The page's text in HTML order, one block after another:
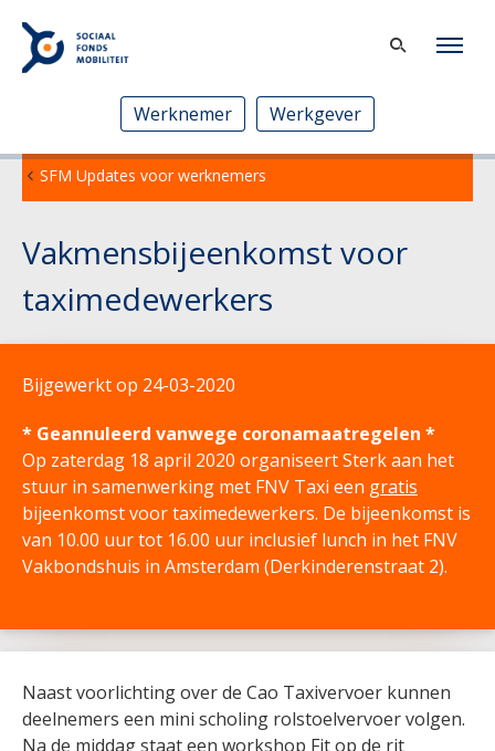
Werknemer Werkgever
SFM Updates voor werknemers
Vakmensbijeenkomst voor
taximedewerkers
Bijgewerkt op 24-03-2020
* Geannuleerd vanwege coronamaatregelen *
Op zaterdag 18 april 2020 organiseertSterk aan het
stuur in samenwerking met FNV Taxi een gratis
bijeenkomst voor taximedewerkers. De bijeenkomst is
van 10.00 uur tot 16.00 uur inclusief lunch in het FNV
Vakbondshuis in Amsterdam (Derkinderenstraat 2).
Naast voorlichting over de Cao Taxivervoer kunnen
deelnemers een mini scholing rolstoelvervoer volgen.
Na de middag staat een workshop Fit op de rit